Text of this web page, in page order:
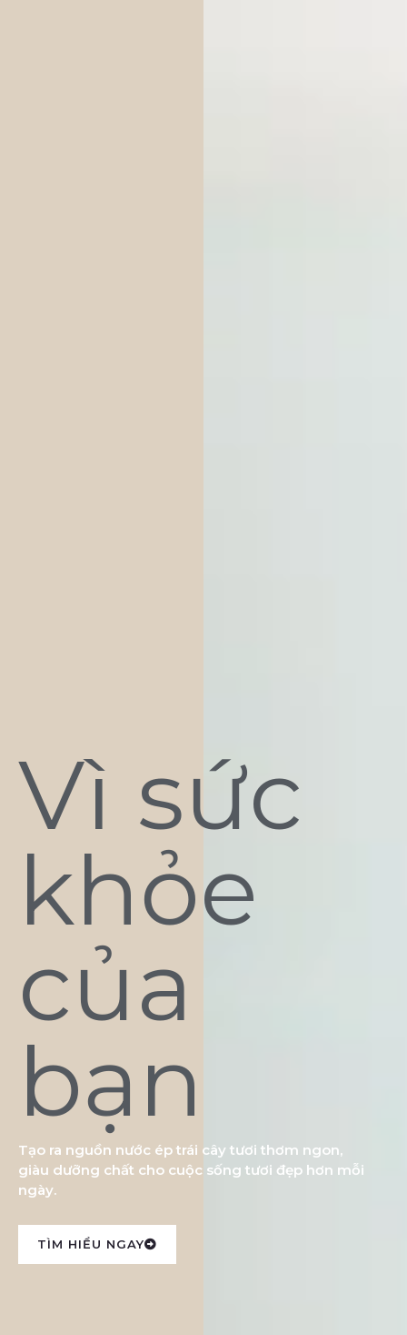
Vì sức
khỏe
của
bạn
Tạo ra nguồn nước ép trái cây tươi thơm ngon,
giàu dưỡng chất cho cuộc sống tươi đẹp hơn mỗi
ngày.
TÌM HIỂU NGAY